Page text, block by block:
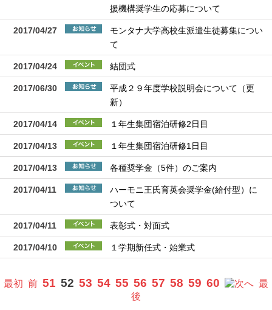
援機構奨学生の応募について
2017/04/27
モンタナ大学高校生派遣生徒募集につい
て
2017/04/24 結団式
2017/06/30
平成２９年度学校説明会について（更
新）
2017/04/14 １年生集団宿泊研修2日目
2017/04/13 １年生集団宿泊研修1日目
2017/04/13 各種奨学金（5件）のご案内
2017/04/11
ハーモニ王氏育英会奨学金(給付型）に
ついて
2017/04/11 表彰式・対面式
2017/04/10 １学期新任式・始業式
最初 前 51 52 53 54 55 56 57 58 59 60 へ 最
後